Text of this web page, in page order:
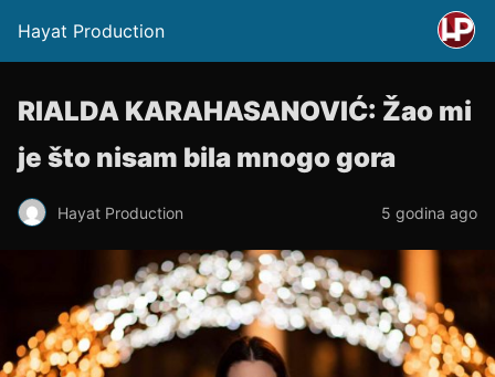
Hayat Production
RIALDA KARAHASANOVIĆ: Žao mi
je što nisam bila mnogo gora
Hayat Production 5 godina ago